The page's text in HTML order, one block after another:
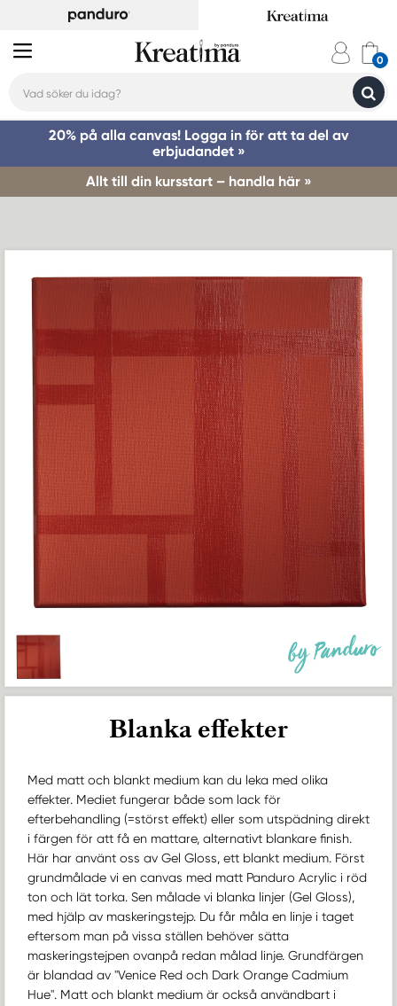
20% på alla canvas! Logga in för att ta del av
erbjudandet »
Allt till din kursstart – handla här »
by Panduro
Blanka effekter
Med matt och blankt medium kan du leka med olika
effekter. Mediet fungerar både som lack för
efterbehandling (=störst effekt) eller som utspädning direkt
i färgen för att få en mattare, alternativt blankare finish.
Här har använt oss av Gel Gloss, ett blankt medium. Först
grundmålade vi en canvas med matt Panduro Acrylic i röd
ton och lät torka. Sen målade vi blanka linjer (Gel Gloss),
med hjälp av maskeringstejp. Du får måla en linje i taget
eftersom man på vissa ställen behöver sätta
maskeringstejpen ovanpå redan målad linje. Grundfärgen
är blandad av "Venice Red och Dark Orange Cadmium
Hue". Matt och blankt medium är också användbart i